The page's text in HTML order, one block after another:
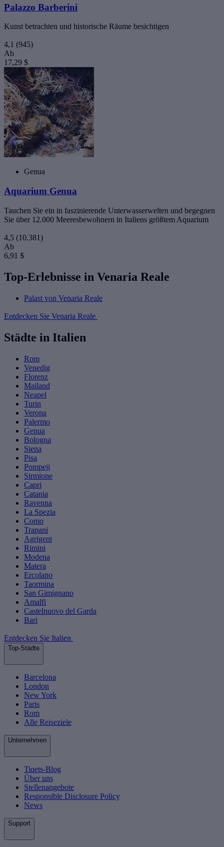
Palazzo Barberini
Kunst betrachten und historische Räume besichtigen
4,1 (945)
Ab
17,29 $
Genua
Aquarium Genua
Tauchen Sie ein in faszinierende Unterwasserwelten und begegnen
Sie über 12.000 Meeresbewohnern in Italiens größtem Aquarium
4,5 (10.381)
Ab
6,91 $
Top-Erlebnisse in Venaria Reale
Palast von Venaria Reale
Entdecken Sie Venaria Reale
Städte in Italien
Rom
Venedig
Florenz
Mailand
Neapel
Turin
Verona
Palermo
Genua
Bologna
Siena
Pisa
Pompeji
Sirmione
Capri
Catania
Ravenna
La Spezia
Como
Trapani
Agrigent
Rimini
Modena
Matera
Ercolano
Taormina
San Gimignano
Amalfi
Castelnuovo del Garda
Bari
Entdecken Sie Italien
Top-Städte
Barcelona
London
New York
Paris
Rom
Alle Reiseziele
Unternehmen
Tiqets-Blog
Über uns
Stellenangebote
Responsible Disclosure Policy
News
Support